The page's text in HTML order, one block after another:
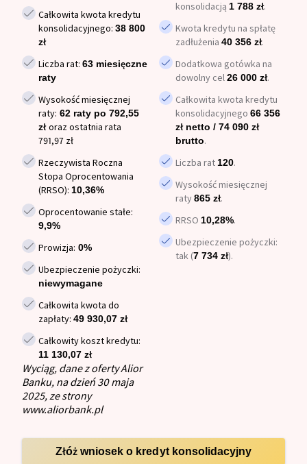
Całkowita kwota kredytu
konsolidacyjnego: 38 800
zł
Liczba rat: 63 miesięczne
raty
Wysokość miesięcznej
raty: 62 raty po 792,55
złoraz ostatnia rata
791,97 zł
Rzeczywista Roczna
Stopa Oprocentowania
(RRSO): 10,36%
Oprocentowanie stałe:
9,9%
Prowizja: 0%
Ubezpieczenie pożyczki:
niewymagane
Całkowita kwota do
zapłaty: 49 930,07 zł
Całkowity koszt kredytu:
11 130,07 zł
Wyciąg, dane z oferty Alior
Banku, na dzień 30 maja
2025, ze strony
www.aliorbank.pl
konsolidacją 1 788 zł.
Kwota kredytu na spłatę
zadłużenia 40 356 zł.
Dodatkowa gotówka na
dowolny cel26 000 zł.
Całkowita kwota kredytu
konsolidacyjnego 66 356
zł netto / 74 090 zł
brutto.
Liczba rat 120.
Wysokość miesięcznej
raty865 zł.
RRSO 10,28%.
Ubezpieczenie pożyczki:
tak (7 734 zł).
Złóż wniosek o kredyt konsolidacyjny